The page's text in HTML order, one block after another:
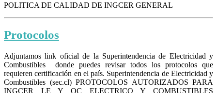
POLITICA DE CALIDAD DE INGCER GENERAL
Protocolos
Adjuntamos link oficial de la Superintendencia de Electricidad y
Combustibles donde puedes revisar todos los protocolos que
requieren certificación en el país. Superintendencia de Electricidad y
Combustibles (sec.cl) PROTOCOLOS AUTORIZADOS PARA
INGCER LE Y OC ELECTRICO Y COMBUSTIBLES